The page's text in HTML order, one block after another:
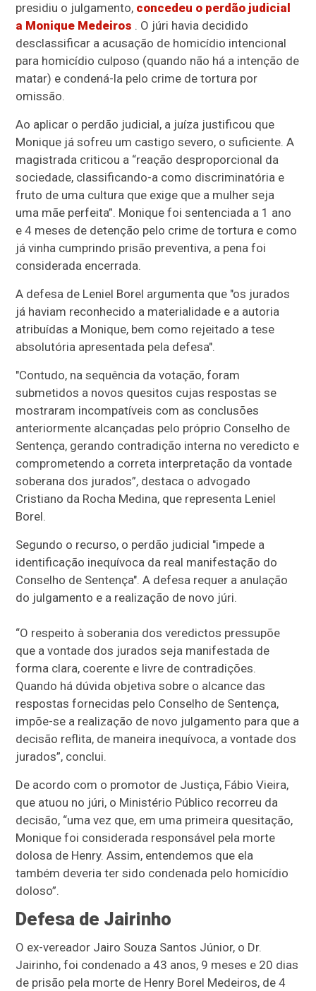
presidiu o julgamento, concedeu o perdão judicial
a Monique Medeiros . O júri havia decidido
desclassificar a acusação de homicídio intencional
para homicídio culposo (quando não há a intenção de
matar) e condená-la pelo crime de tortura por
omissão.
Ao aplicar o perdão judicial, a juíza justificou que
Monique já sofreu um castigo severo, o suficiente. A
magistrada criticou a “reação desproporcional da
sociedade, classificando-a como discriminatória e
fruto de uma cultura que exige que a mulher seja
uma mãe perfeita”. Monique foi sentenciada a 1 ano
e 4 meses de detenção pelo crime de tortura e como
já vinha cumprindo prisão preventiva, a pena foi
considerada encerrada.
A defesa de Leniel Borel argumenta que "os jurados
já haviam reconhecido a materialidade e a autoria
atribuídas a Monique, bem como rejeitado a tese
absolutória apresentada pela defesa".
"Contudo, na sequência da votação, foram
submetidos a novos quesitos cujas respostas se
mostraram incompatíveis com as conclusões
anteriormente alcançadas pelo próprio Conselho de
Sentença, gerando contradição interna no veredicto e
comprometendo a correta interpretação da vontade
soberana dos jurados”, destaca o advogado
Cristiano da Rocha Medina, que representa Leniel
Borel.
Segundo o recurso, o perdão judicial "impede a
identificação inequívoca da real manifestação do
Conselho de Sentença". A defesa requer a anulação
do julgamento e a realização de novo júri.
“O respeito à soberania dos veredictos pressupõe
que a vontade dos jurados seja manifestada de
forma clara, coerente e livre de contradições.
Quando há dúvida objetiva sobre o alcance das
respostas fornecidas pelo Conselho de Sentença,
impõe-se a realização de novo julgamento para que a
decisão reflita, de maneira inequívoca, a vontade dos
jurados”, conclui.
De acordo com o promotor de Justiça, Fábio Vieira,
que atuou no júri, o Ministério Público recorreu da
decisão, “uma vez que, em uma primeira quesitação,
Monique foi considerada responsável pela morte
dolosa de Henry. Assim, entendemos que ela
também deveria ter sido condenada pelo homicídio
doloso”.
Defesa de Jairinho
O ex-vereador Jairo Souza Santos Júnior, o Dr.
Jairinho, foi condenado a 43 anos, 9 meses e 20 dias
de prisão pela morte de Henry Borel Medeiros, de 4